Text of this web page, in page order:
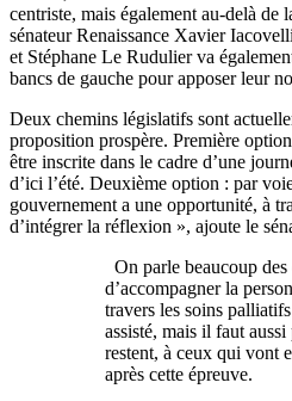
centriste, mais également au-delà de
sénateur Renaissance Xavier
et Stéphane Le Rudulier va
bancs de gauche pour apposer leur
Deux chemins législatifs sont
proposition prospère. Première
être inscrite dans le cadre d’une
d’ici l’été. Deuxième option : par
gouvernement a une opportunité, à
d’intégrer la réflexion », ajoute le
On parle beaucoup
d’accompagner la
travers les soins
assisté, mais il faut
restent, à ceux qui vont
après cette épreuve.